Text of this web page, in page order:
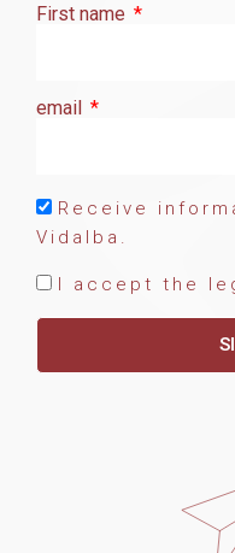
First name
email
Receive
Vidalba.
I accept the